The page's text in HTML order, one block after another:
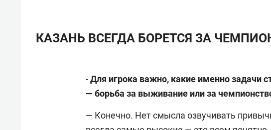
КАЗАНЬ ВСЕГДА БОРЕТСЯ ЗА
-Для игрока важно, какие именно задачи
— борьба за выживание или за
— Конечно. Нет смысла озвучивать